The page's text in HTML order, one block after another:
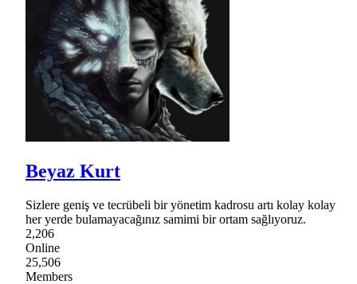
Beyaz Kurt
Sizlere geniş ve tecrübeli bir yönetim kadrosu artı kolay kolay
her yerde bulamayacağınız samimi bir ortam sağlıyoruz.
2,206
Online
25,506
Members